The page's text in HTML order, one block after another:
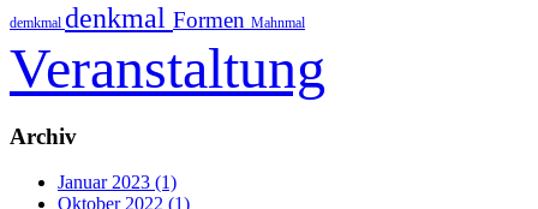
demkmal denkmal Formen Mahnmal
Veranstaltung
Archiv
Januar 2023 (1)
Oktober 2022 (1)